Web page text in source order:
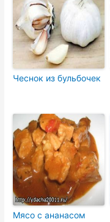
Чеснок из бульбочек
Мясо с ананасом